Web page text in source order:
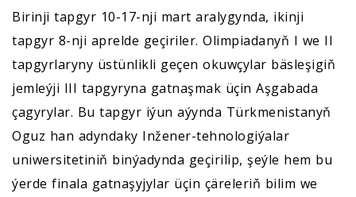
Birinji tapgyr 10-17-nji mart aralygynda, ikinji
tapgyr 8-nji aprelde geçiriler. Olimpiadanyň I we II
tapgyrlaryny üstünlikli geçen okuwçylar bäsleşigiň
jemleýji III tapgyryna gatnaşmak üçin Aşgabada
çagyrylar. Bu tapgyr iýun aýynda Türkmenistanyň
Oguz han adyndaky Inžener-tehnologiýalar
uniwersitetiniň binýadynda geçirilip, şeýle hem bu
ýerde finala gatnaşyjylar üçin çäreleriň bilim we